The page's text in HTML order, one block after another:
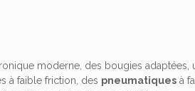
moderne, des bougies adaptées,
à faible friction, des pneumatiques à